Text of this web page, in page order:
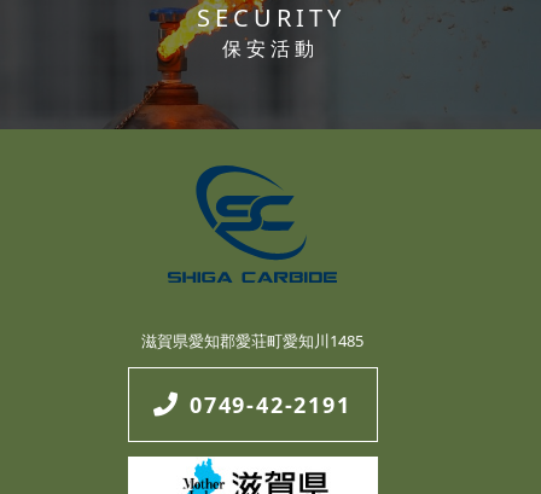
SECURITY
保安活動
滋賀県愛知郡愛荘町愛知川1485
0749-42-2191